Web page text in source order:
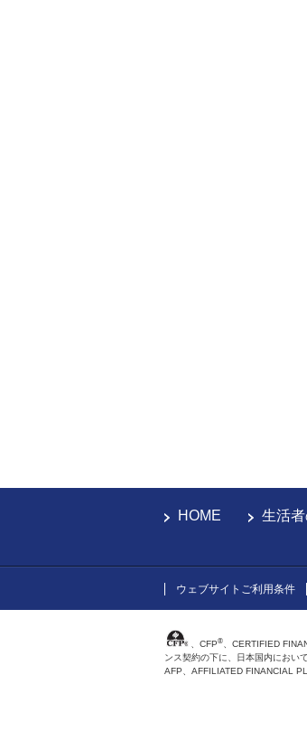
HOME 生活
ウェブサイトご利用条件
、CFP® 、CERTIFIED
ンス契約の下に、日本国内におい
AFP、AFFILIATED FINANCIAL